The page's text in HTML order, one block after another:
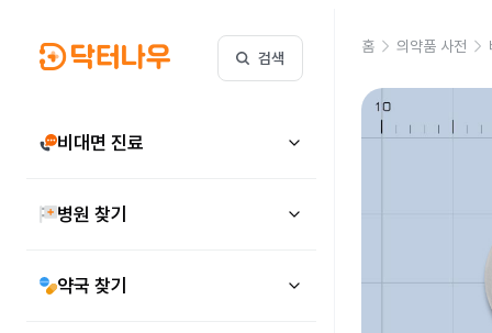
검색
비대면 진료
병원 찾기
약국 찾기
홈 의약품 사전